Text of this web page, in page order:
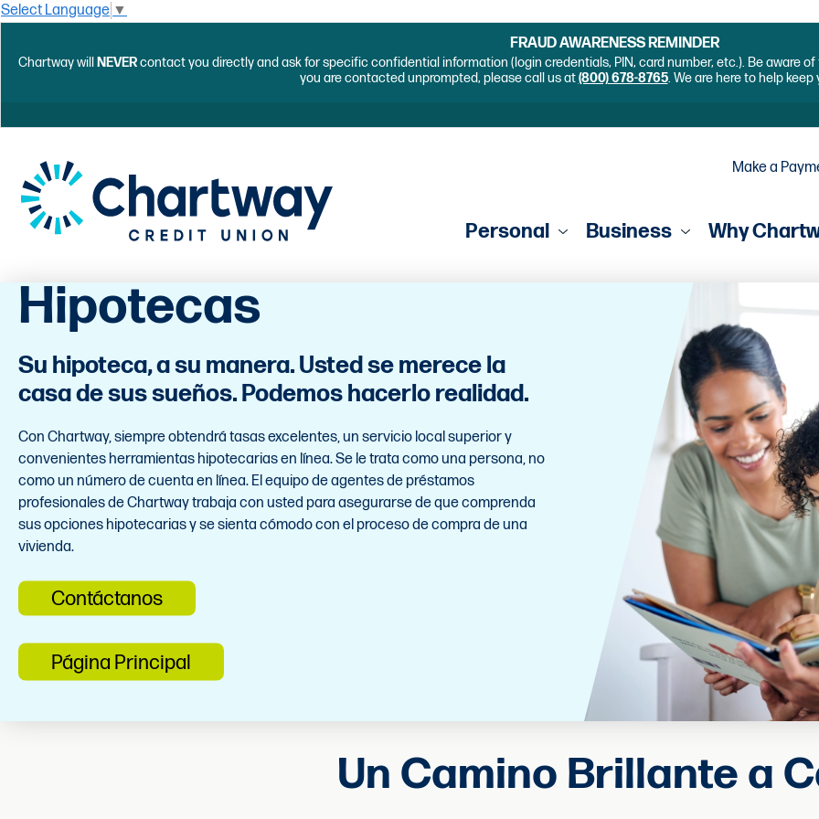
Select Language ▼
FRAUD AWARENESS REMINDER
Chartway will NEVERcontact you directly and ask for specific confidential information (login credentials, PIN, card number, etc.). Be aware
you are contacted unprompted, please call us at(800) 678-8765. We are here to help
Make a
Personal Business Why
Hipotecas
Su hipoteca, a su manera. Usted se merece la
casa de sus sueños. Podemos hacerlo realidad.
Con Chartway, siempre obtendrá tasas excelentes, un servicio local superior y
convenientes herramientas hipotecarias en línea. Se le trata como una persona, no
como un número de cuenta en línea. El equipo de agentes de préstamos
profesionales de Chartway trabaja con usted para asegurarse de que comprenda
sus opciones hipotecarias y se sienta cómodo con el proceso de compra de una
vivienda.
Contáctanos
Página Principal
Un Camino Brillante a